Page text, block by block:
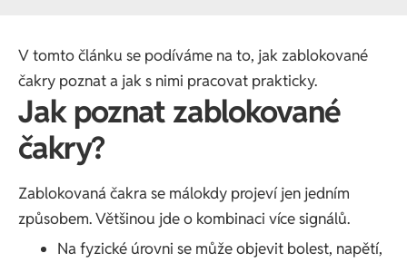
V tomto článku se podíváme na to, jak zablokované
čakry poznat a jak s nimi pracovat prakticky.
Jak poznat zablokované
čakry?
Zablokovaná čakra se málokdy projeví jen jedním
způsobem. Většinou jde o kombinaci více signálů.
Na fyzické úrovni se může objevit bolest, napětí,